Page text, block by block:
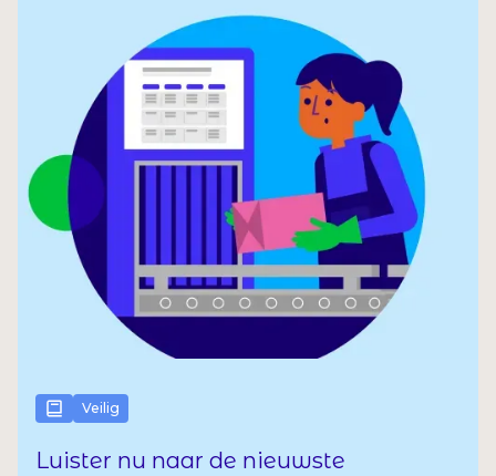
Veilig
Luister nu naar de nieuwste